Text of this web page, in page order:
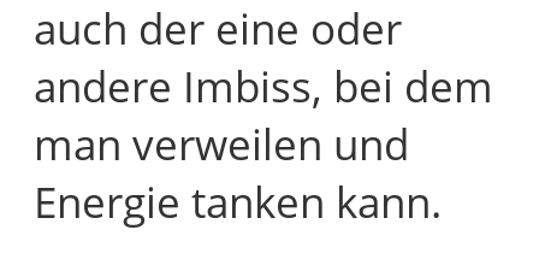
auch der eine oder
andere Imbiss, bei dem
man verweilen und
Energie tanken kann.